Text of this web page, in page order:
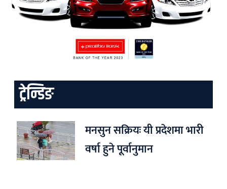
ट्रेन्डिङ
मनसुन सक्रियः यी प्रदेशमा भारी
वर्षा हुने पूर्वानुमान